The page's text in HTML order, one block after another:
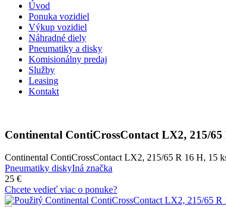
Úvod
Ponuka vozidiel
Výkup vozidiel
Náhradné diely
Pneumatiky a disky
Komisionálny predaj
Služby
Leasing
Kontakt
Continental ContiCrossContact LX2, 215/
Continental ContiCrossContact LX2, 215/65 R 16 H, 15
Pneumatiky diskyIná značka
25 €
Chcete vedieť viac o ponuke?